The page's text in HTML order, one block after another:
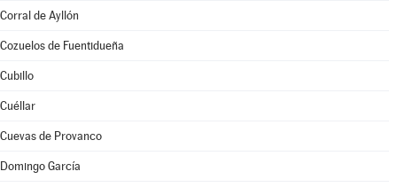
Corral de Ayllón
Cozuelos de Fuentidueña
Cubillo
Cuéllar
Cuevas de Provanco
Domingo García